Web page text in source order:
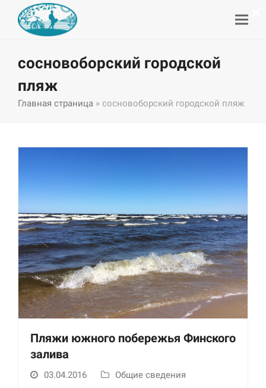
сосновоборский городской
пляж
Главная страница » сосновоборский городской пляж
Пляжи южного побережья Финского
залива
03.04.2016 Общие сведения